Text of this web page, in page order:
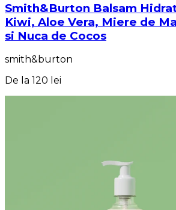
Smith&Burton Balsam
Kiwi, Aloe Vera, Miere de
si Nuca de Cocos
smith&burton
De la 120 lei